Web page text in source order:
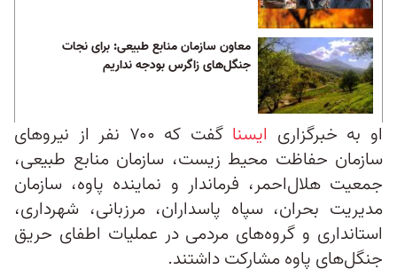
معاون سازمان منابع طبیعی: برای نجات
جنگل‌های زاگرس بودجه نداریم
او به خبرگزاری ایسنا
گفت که ۷۰۰ نفر از نیروهای
سازمان حفاظت محیط زیست، سازمان منابع طبیعی،
جمعیت هلال‌احمر، فرماندار و نماینده پاوه، سازمان
مدیریت بحران، سپاه پاسداران، مرزبانی، شهرداری،
استانداری و گروه‌های مردمی در عملیات اطفای حریق
جنگل‌های پاوه مشارکت داشتند.